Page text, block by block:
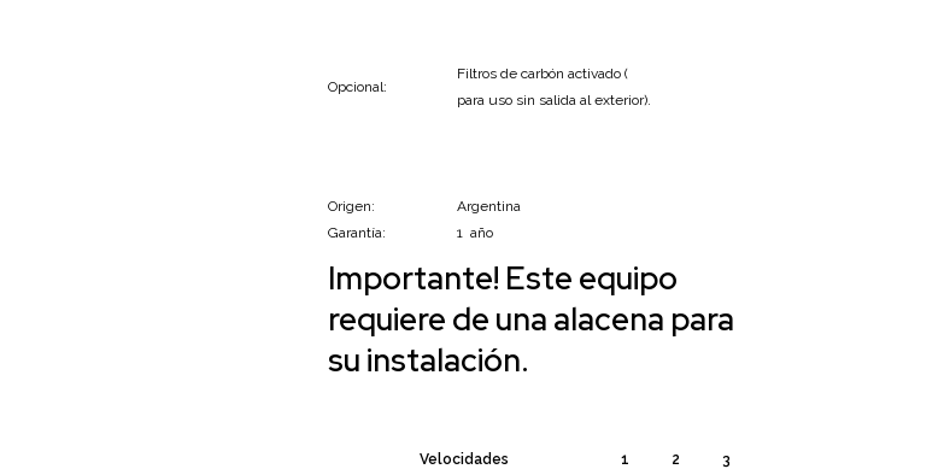
Opcional:
Filtros de carbón activado (
para uso sin salida al exterior).
Origen:
Argentina
Garantía:
1 año
Importante! Este equipo
requiere de una alacena para
su instalación.
Velocidades 1 2
3